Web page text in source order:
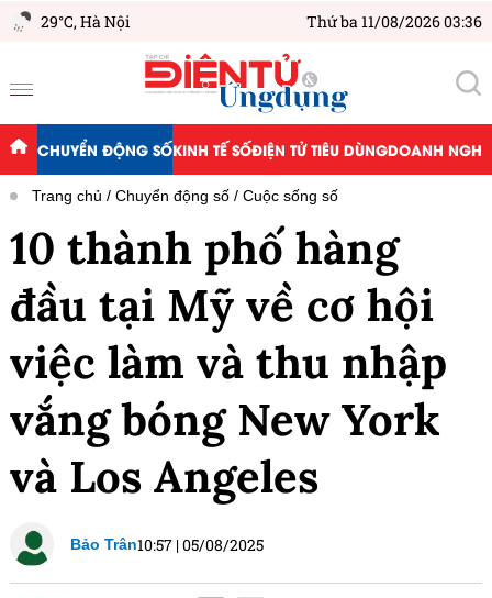
29°C,Hà Nội Thứ ba 11/08/2026 03:36
CHUYỂN ĐỘNG SỐKINH TẾ SỐĐIỆN TỬ TIÊU DÙNGDOANH
Trang chủ Chuyển động số Cuộc sống số
10 thành phố hàng
đầu tại Mỹ về cơ hội
việc làm và thu nhập
vắng bóng New York
và Los Angeles
Bảo Trân10:57 |05/08/2025